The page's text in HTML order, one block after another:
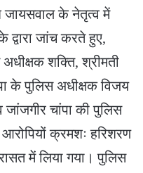
जायसवाल के नेतृत्व में
द्वारा जांच करते हुए,
शक्ति, श्रीमती
के पुलिस अधीक्षक विजय
चांपा की पुलिस
क्रमशः हरिशरण
में लिया गया। पुलिस